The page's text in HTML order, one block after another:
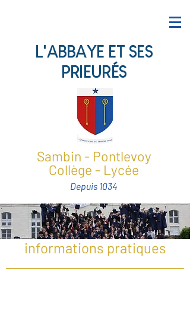
L'ABBAYE ET SES
PRIEURÉS
Sambin - Pontlevoy
Collège - Lycée
Depuis 1034
informations pratiques